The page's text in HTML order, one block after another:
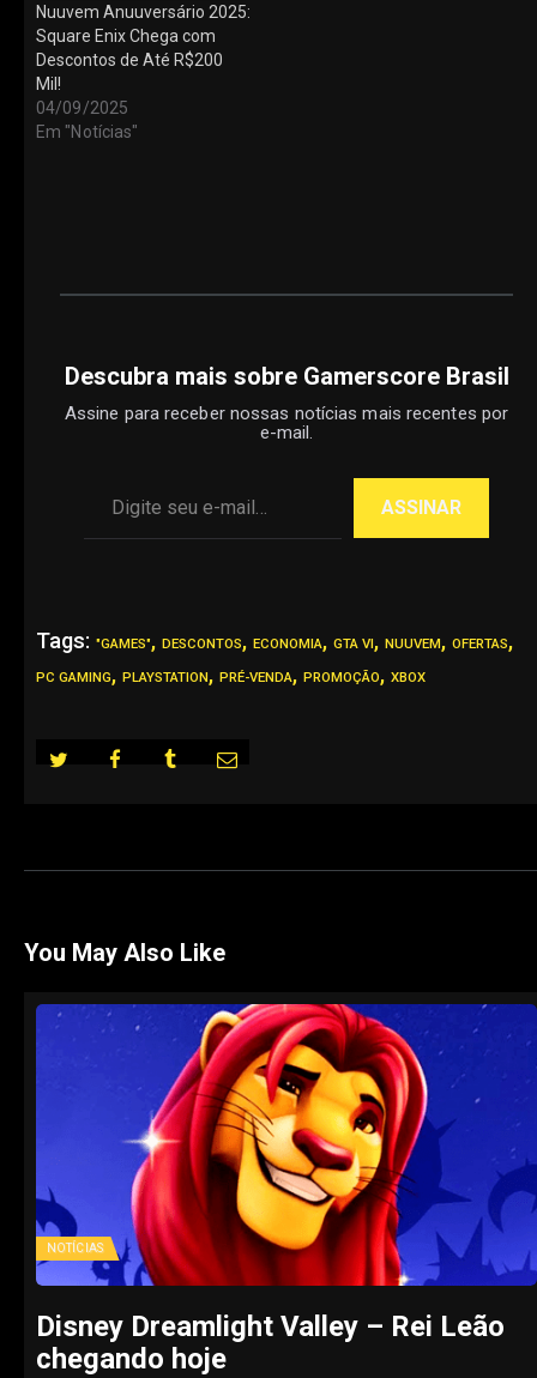
Nuuvem Anuuversário 2025:
Square Enix Chega com
Descontos de Até R$200
Mil!
04/09/2025
Em "Notícias"
Descubra mais sobre Gamerscore Brasil
Assine para receber nossas notícias mais recentes por
e-mail.
ASSINAR
Tags: "GAMES", DESCONTOS, ECONOMIA, GTA VI, NUUVEM, OFERTAS,
PC GAMING, PLAYSTATION, PRÉ-VENDA, PROMOÇÃO, XBOX
You May Also Like
NOTÍCIAS
Disney Dreamlight Valley – Rei Leão
chegando hoje